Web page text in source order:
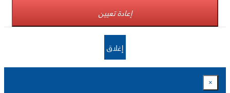
إعادة تعيين
إغلاق
×